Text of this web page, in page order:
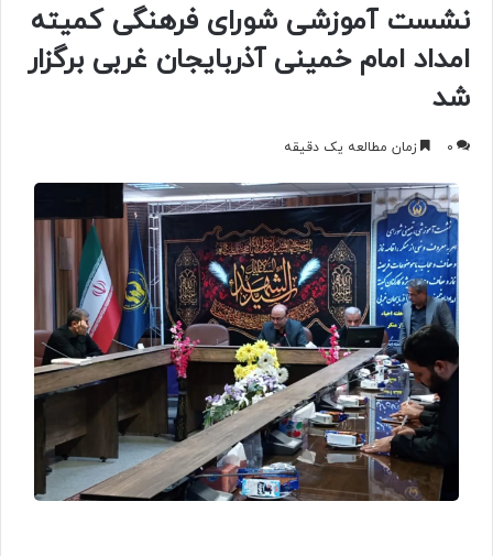
نشست آموزشی شورای فرهنگی کمیته
امداد امام خمینی آذربایجان غربی برگزار
شد
0 زمان مطالعه یک دقیقه